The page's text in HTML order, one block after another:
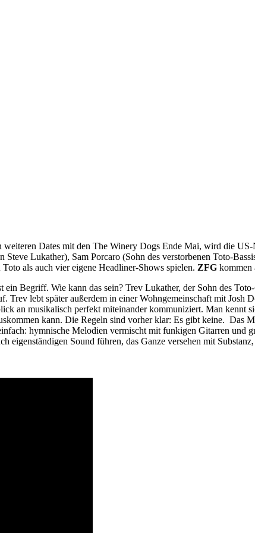
Dates mit den The Winery Dogs Ende Mai, wird die
Lukather), Sam Porcaro (Sohn des verstorbenen Toto-
als auch vier eigene Headliner-Shows spielen. ZFG kommen
Begriff. Wie kann das sein? Trev Lukather, der Sohn des
Trev lebt später außerdem in einer Wohngemeinschaft mit
an musikalisch perfekt miteinander kommuniziert. Man kennt
kann. Die Regeln sind vorher klar: Es gibt keine. Das
hymnische Melodien vermischt mit funkigen Gitarren und
eigenständigen Sound führen, das Ganze versehen mit